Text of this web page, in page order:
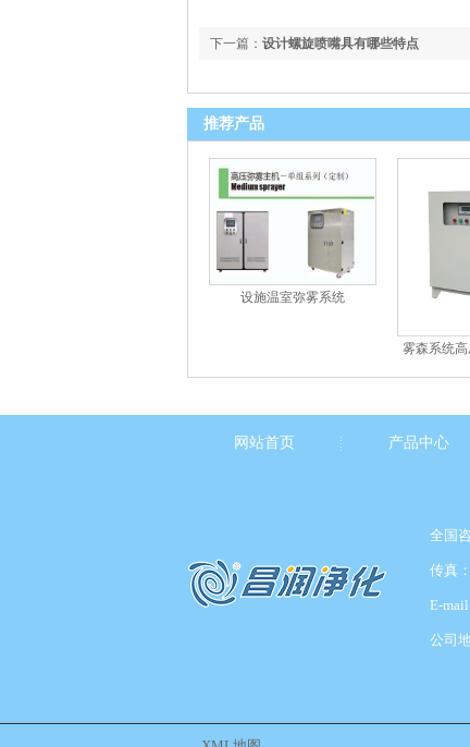
下一篇： 设计螺旋喷嘴具有哪些特点
推荐产品
设施温室弥雾系统
雾森系统
网站首页 产品中心
全国
传真
E-
公司